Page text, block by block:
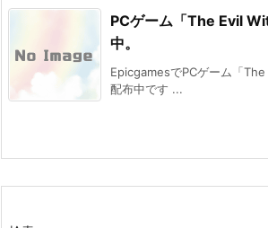
PCゲーム「The Evil
中。
EpicgamesでPCゲーム「
配布中です ...